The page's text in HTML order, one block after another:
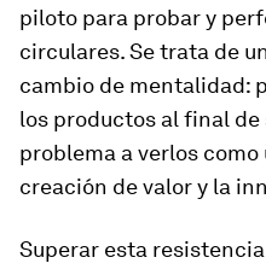
piloto para probar y
circulares. Se trata de
cambio de mentalidad:
los productos al final de
problema a verlos
creación de valor y la
Superar esta